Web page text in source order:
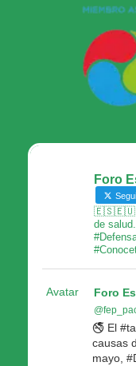
Foro
🇪🇸🇪🇺💬
de
Avatar Foro
🚭 El
causas
mayo,